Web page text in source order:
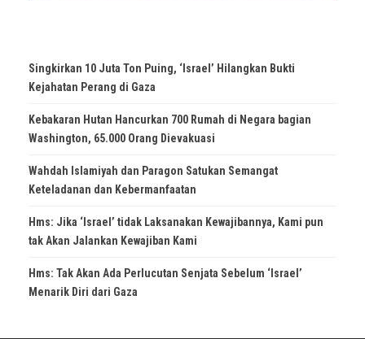
Singkirkan 10 Juta Ton Puing, ‘Israel’ Hilangkan Bukti
Kejahatan Perang di Gaza
Kebakaran Hutan Hancurkan 700 Rumah di Negara bagian
Washington, 65.000 Orang Dievakuasi
Wahdah Islamiyah dan Paragon Satukan Semangat
Keteladanan dan Kebermanfaatan
Hms: Jika ‘Israel’ tidak Laksanakan Kewajibannya, Kami pun
tak Akan Jalankan Kewajiban Kami
Hms: Tak Akan Ada Perlucutan Senjata Sebelum ‘Israel’
Menarik Diri dari Gaza